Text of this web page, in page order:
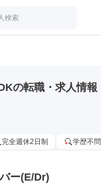
検索
の転職・求人情報
完全週休2日制 学歴不問
ー(E/Dr)